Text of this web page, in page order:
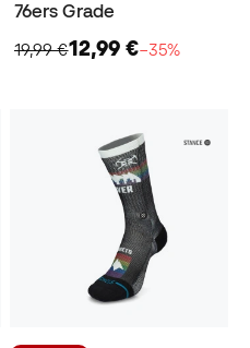
76ers Grade
19,99 €12,99 €−35%